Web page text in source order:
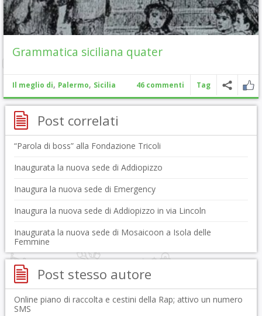
Grammatica siciliana quater
Il meglio di, Palermo, Sicilia 46 commenti Tag
Post correlati
“Parola di boss” alla Fondazione Tricoli
Inaugurata la nuova sede di Addiopizzo
Inaugura la nuova sede di Emergency
Inaugura la nuova sede di Addiopizzo in via Lincoln
Inaugurata la nuova sede di Mosaicoon a Isola delle
Femmine
Post stesso autore
Online piano di raccolta e cestini della Rap; attivo un numero
SMS